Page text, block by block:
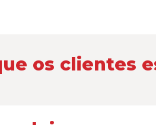
os clientes